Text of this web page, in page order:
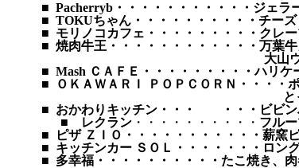
■ Pacherryb・・・・・・・・・・・ジェラ
■ TOKUちゃん・・・・・・・・・・チー
■ モリノコカフェ・・・・・・・・・クレ
■ 焼肉牛王・・・・・・・・・・・・万葉牛
大山
■ Mash ＣＡＦＥ・・・・・・・・・ハリケ
■ ＯＫＡＷＡＲＩ ＰＯＰＣＯＲＮ・・・・ポ
■ おかわりキッチン・・・ ・・・ビビン
■
レクラン ・・・・・・・・・・ フル
■ ピザ ＺＩＯ・・・・・・・・・・・薪窯
■ キッチンカー ＳＯＬ・・・・・・・ロン
■ 多幸福・・・・・・・・・・たこ焼き、